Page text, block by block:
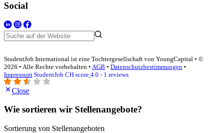
Social
StudentJob International ist eine Tochtergesellschaft von YoungCapital • ©
2026 • Alle Rechte vorbehalten • AGB • Datenschutzbestimmungen •
Impressum StudentJob CH score 4.0 - 1 reviews
Close
Wie sortieren wir Stellenangebote?
Sortierung von Stellenangeboten